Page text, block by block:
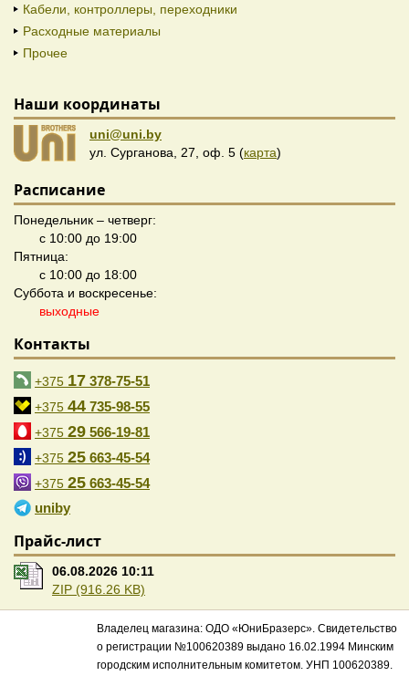
Кабели, контроллеры, переходники
Расходные материалы
Прочее
Наши координаты
uni@uni.by
ул. Сурганова, 27, оф. 5 (карта)
Расписание
Понедельник – четверг:
с 10:00 до 19:00
Пятница:
с 10:00 до 18:00
Суббота и воскресенье:
выходные
Контакты
+375 17 378-75-51
+375 44 735-98-55
+375 29 566-19-81
+375 25 663-45-54
+375 25 663-45-54
uniby
Прайс-лист
06.08.2026 10:11
ZIP (916.26 KB)
Владелец магазина: ОДО «ЮниБразерс». Свидетельство
о регистрации №100620389 выдано 16.02.1994 Минским
городским исполнительным комитетом. УНП 100620389.